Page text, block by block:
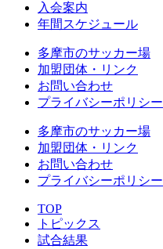
入会案内
年間スケジュール
多摩市のサッカー場
加盟団体・リンク
お問い合わせ
プライバシーポリシー
多摩市のサッカー場
加盟団体・リンク
お問い合わせ
プライバシーポリシー
TOP
トピックス
試合結果